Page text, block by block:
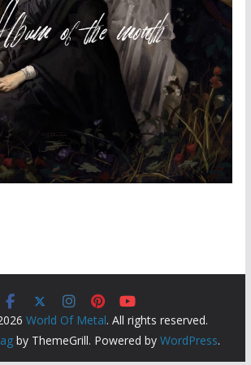
World Of Metal. All rights reserved.
by ThemeGrill. Powered by WordPress.